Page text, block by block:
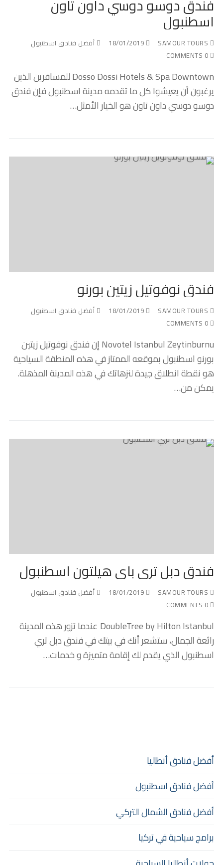
فندق دوسو دوسي داون تاون
اسطنبول
18/01/2019
أفضل فنادق اسطنبول
Dosso Dossi Hotels & Spa Downtown للمسافرين الذين
يرغبون أن يعيشوا كل ما تقدمه مدينة اسطنبول فإن فندق
دوسو دوسي داون تاون هو الخيار الأمثل…
فندق نوفوتيل زيتين بورنو
18/01/2019
أفضل فنادق اسطنبول
Novotel Istanbul Zeytinburnu إن فندق نوفوتيل زيتين
بورنو اسطنبول بموقعه الممتاز في هذه المنطقة السياحية
هو نقطة انطلاق جيدة لنزهاتك في هذه المدينة المذهلة.
يمكن من…
فندق دبل تري باي هيلتون اسطنبول
18/01/2019
أفضل فنادق اسطنبول
DoubleTree by Hilton Istanbul عندما تزور هذه المدينة
رائعة الجمال، ستشعر أنك في بيتك في فندق دبل تري
اسطنبول الذي يقدم لك إقامة متميزة و خدمات…
أفضل فنادق أنطاليا
أفضل فنادق اسطنبول
أفضل فنادق الشمال التركي
برامج سياحية في تركيا